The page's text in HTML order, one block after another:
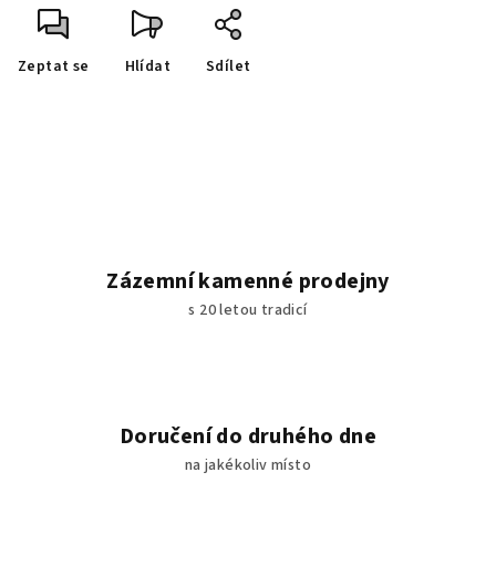
Zeptat se Hlídat Sdílet
Zázemní kamenné prodejny
s 20 letou tradicí
Doručení do druhého dne
na jakékoliv místo